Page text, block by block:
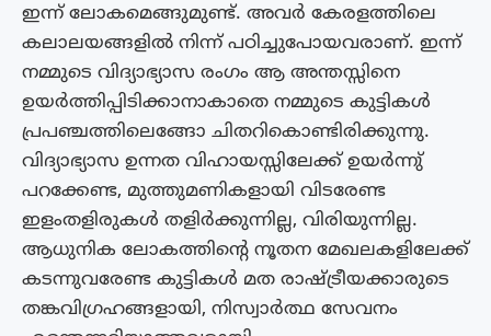
ഇന്ന് ലോകമെങ്ങുമുണ്ട്. അവർ കേരളത്തിലെ
കലാലയങ്ങളിൽ നിന്ന് പഠിച്ചുപോയവരാണ്. ഇന്ന്
നമ്മുടെ വിദ്യാഭ്യാസ രംഗം ആ അന്തസ്സിനെ
ഉയർത്തിപ്പിടിക്കാനാകാതെ നമ്മുടെ കുട്ടികൾ
പ്രപഞ്ചത്തിലെങ്ങോ ചിതറികൊണ്ടിരിക്കുന്നു.
വിദ്യാഭ്യാസ ഉന്നത വിഹായസ്സിലേക്ക് ഉയർന്നു്
പറക്കേണ്ട, മുത്തുമണികളായി വിടരേണ്ട
ഇളംതളിരുകൾ തളിർക്കുന്നില്ല, വിരിയുന്നില്ല.
ആധുനിക ലോകത്തിൻ്റെ നൂതന മേഖലകളിലേക്ക്
കടന്നുവരേണ്ട കുട്ടികൾ മത രാഷ്ട്രീയക്കാരുടെ
തങ്കവിഗ്രഹങ്ങളായി, നിസ്വാർത്ഥ സേവനം